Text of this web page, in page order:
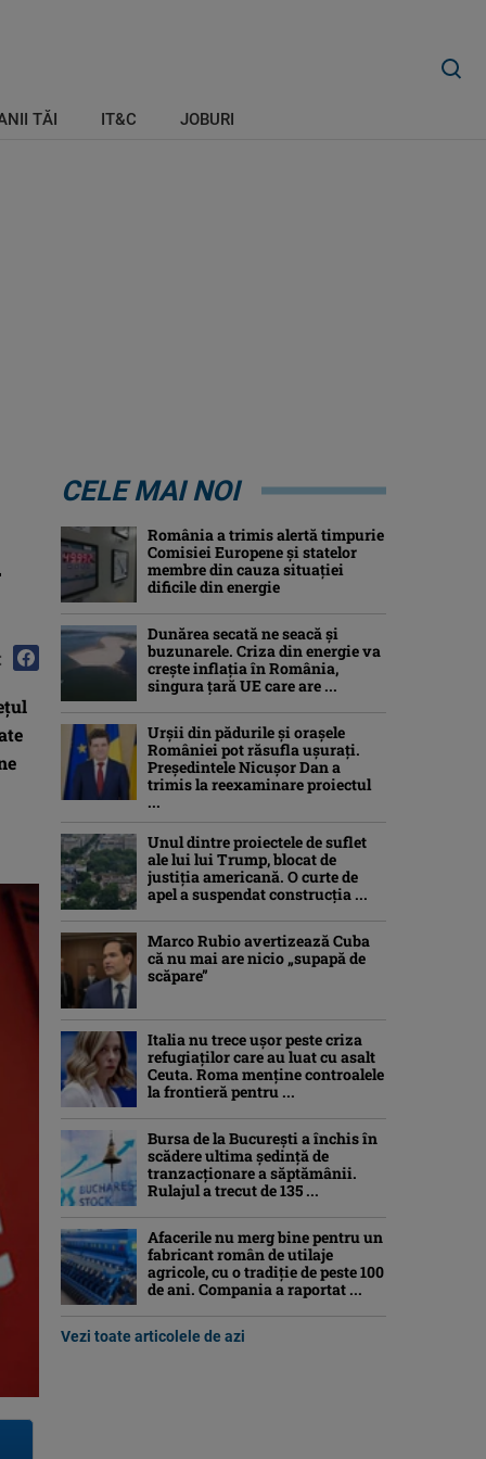
TĂI IT&C JOBURI
CELE MAI NOI
România a trimis alertă timpurie
Comisiei Europene și statelor
membre din cauza situației
dificile din energie
Dunărea secată ne seacă și
buzunarele. Criza din energie va
crește inflația în România,
singura țară UE care are ...
Urșii din pădurile și orașele
României pot răsufla ușurați.
Președintele Nicușor Dan a
trimis la reexaminare proiectul
...
Unul dintre proiectele de suflet
ale lui lui Trump, blocat de
justiția americană. O curte de
apel a suspendat construcția ...
Marco Rubio avertizează Cuba
că nu mai are nicio „supapă de
scăpare”
Italia nu trece ușor peste criza
refugiaților care au luat cu asalt
Ceuta. Roma menține controalele
la frontieră pentru ...
Bursa de la București a închis în
scădere ultima ședință de
tranzacționare a săptămânii.
Rulajul a trecut de 135 ...
Afacerile nu merg bine pentru un
fabricant român de utilaje
agricole, cu o tradiție de peste 100
de ani. Compania a raportat ...
Vezi toate articolele de azi